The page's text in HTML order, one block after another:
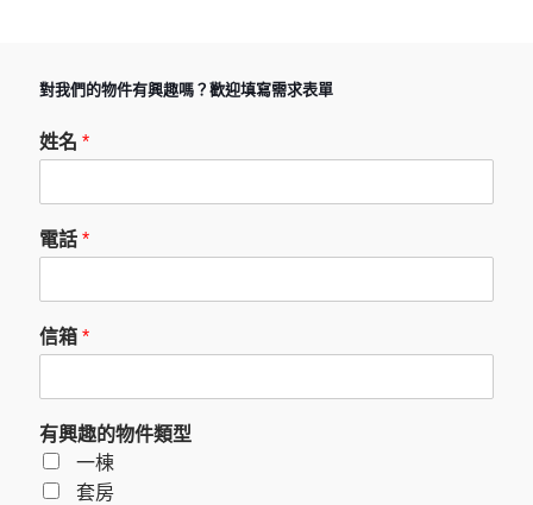
對我們的物件有興趣嗎？歡迎填寫需求表單
姓名 *
電話 *
信箱 *
有興趣的物件類型
一棟
套房